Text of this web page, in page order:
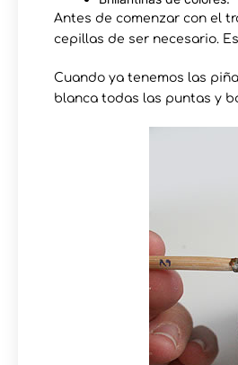
Antes de comenzar con el
cepillas de ser necesario.
Cuando ya tenemos las
blanca todas las puntas y